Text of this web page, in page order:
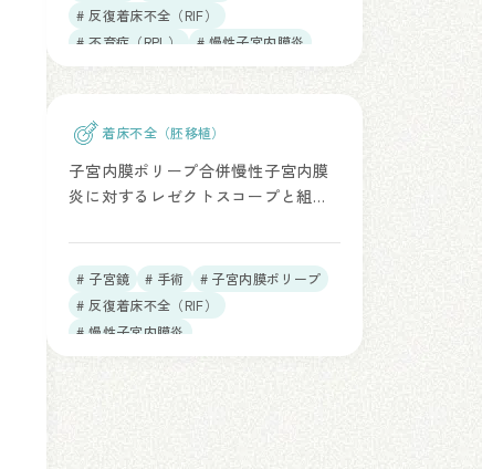
# 反復着床不全（RIF）
# 不育症（RPL）
# 慢性子宮内膜炎
着床不全（胚移植）
子宮内膜ポリープ合併慢性子宮内膜
炎に対するレゼクトスコープと組織
Reprod Immunol. 2026）
# 子宮鏡 # 手術
# 子宮内膜ポリープ
# 反復着床不全（RIF）
# 慢性子宮内膜炎